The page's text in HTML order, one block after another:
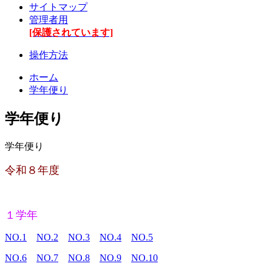
サイトマップ
管理者用
[保護されています]
操作方法
ホーム
学年便り
学年便り
学年便り
令和８年度
１学年
NO.1 NO.2 NO.3 NO.4
NO.5
NO.6
NO.7 NO.8 NO.9
NO.10